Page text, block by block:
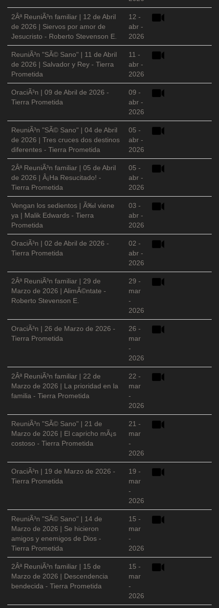
2Âª ReuniÃ³n familiar | 12 de Abril
de 2026 | Siervos por amor de
Jesucristo - Roberto Stevenson E.
12 -
abr -
2026
ReuniÃ³n "SÃ© Sano" | 11 de Abril
de 2026 | Salvador y Rey - Tierra
Prometida
11 -
abr -
2026
OraciÃ³n | 09 de Abril de 2026 -
Tierra Prometida
09 -
abr -
2026
ReuniÃ³n "SÃ© Sano" | 04 de Abril
de 2026 | Tres cruces dos destinos
diferentes - Tierra Prometida
05 -
abr -
2026
2Âª ReuniÃ³n familiar | 05 de Abril
de 2026 | Â¡Ha Resucitado! -
Tierra Prometida
05 -
abr -
2026
Vengan los sedientos | Ã‰l viene
ya | Malik Edwards - Tierra
Prometida
03 -
abr -
2026
OraciÃ³n | 02 de Abril de 2026 -
Tierra Prometida
02 -
abr -
2026
2Âª ReuniÃ³n familiar | 29 de
Marzo de 2026 | AlimÃ©ntate -
Roberto Stevenson E.
29 -
mar
-
2026
OraciÃ³n | 26 de Marzo de 2026 -
Tierra Prometida
26 -
mar
-
2026
2Âª ReuniÃ³n familiar | 22 de
Marzo de 2026 | La prioridad en la
familia - Tierra Prometida
22 -
mar
-
2026
ReuniÃ³n "SÃ© Sano" | 21 de
Marzo de 2026 | El capricho mÃ¡s
costoso - Tierra Prometida
21 -
mar
-
2026
OraciÃ³n | 19 de Marzo de 2026 -
Tierra Prometida
19 -
mar
-
2026
ReuniÃ³n "SÃ© Sano" | 14 de
Marzo de 2026 | Se hicieron
amigos y enemigos de Dios -
Tierra Prometida
15 -
mar
-
2026
2Âª ReuniÃ³n familiar | 15 de
Marzo de 2026 | Descendencia
bendecida - Tierra Prometida
15 -
mar
-
2026